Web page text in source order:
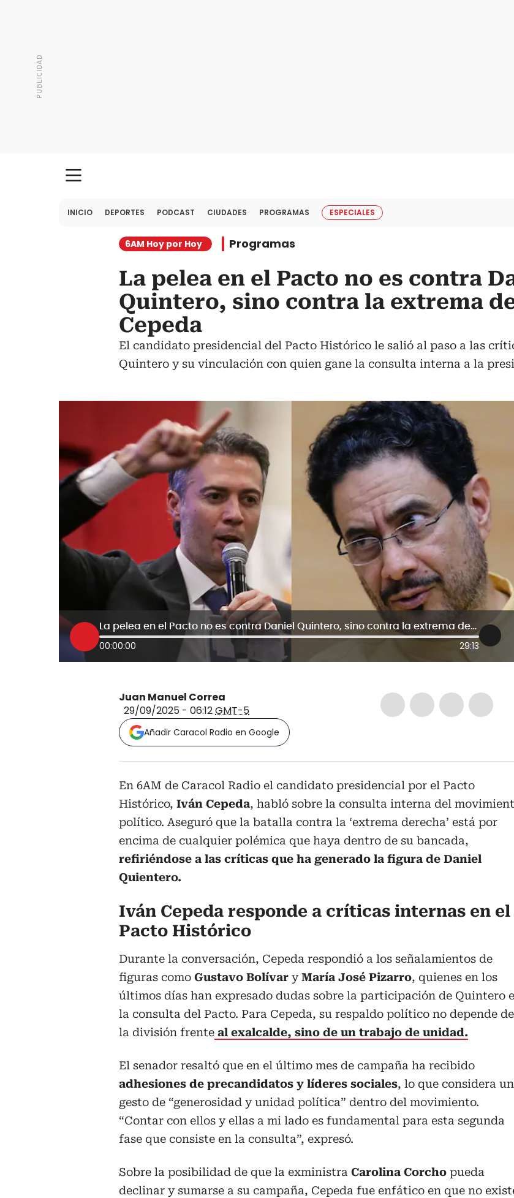
INICIO DEPORTES PODCAST CIUDADES PROGRAMAS ESPECIALES
6AM Hoy por Hoy Programas
La pelea en el Pacto no es contra
Quintero, sino contra la extrema
Cepeda
El candidato presidencial del Pacto Histórico le salió al paso a las
Quintero y su vinculación con quien gane la consulta interna a la
La pelea en el Pacto no es contra Daniel Quintero, sino contra la extrema derecha: Iván Cepeda
00:00:00 29:13
Juan Manuel Correa
29/09/2025 - 06:12GMT-5
Añadir Caracol Radio en Google
En 6AM de Caracol Radio el candidato presidencial por el Pacto
Histórico, Iván Cepeda, habló sobre la consulta interna del
político. Aseguró que la batalla contra la ‘extrema derecha’ está por
encima de cualquier polémica que haya dentro de su bancada,
refiriéndose a las críticas que ha generado la figura de Daniel
Quientero.
Iván Cepeda responde a críticas internas en el
Pacto Histórico
Durante la conversación, Cepeda respondió a los señalamientos de
figuras como Gustavo Bolívar yMaría José Pizarro, quienes en los
últimos días han expresado dudas sobre la participación de Quintero
la consulta del Pacto. Para Cepeda, su respaldo político no depende de
la división frente al exalcalde, sino de un trabajo de unidad.
El senador resaltó que en el último mes de campaña ha recibido
adhesiones de precandidatos y líderes sociales, lo que considera un
gesto de “generosidad y unidad política” dentro del movimiento.
“Contar con ellos y ellas a mi lado es fundamental para esta segunda
fase que consiste en la consulta”, expresó.
Sobre la posibilidad de que la exministra Carolina Corcho pueda
declinar y sumarse a su campaña, Cepeda fue enfático en que no